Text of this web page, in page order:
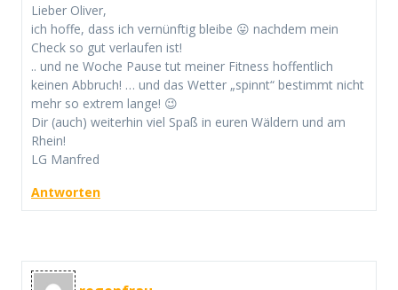
Lieber Oliver,
ich hoffe, dass ich vernünftig bleibe 😛 nachdem mein
Check so gut verlaufen ist!
.. und ne Woche Pause tut meiner Fitness hoffentlich
keinen Abbruch! … und das Wetter „spinnt“ bestimmt nicht
mehr so extrem lange! 😉
Dir (auch) weiterhin viel Spaß in euren Wäldern und am
Rhein!
LG Manfred
Antworten